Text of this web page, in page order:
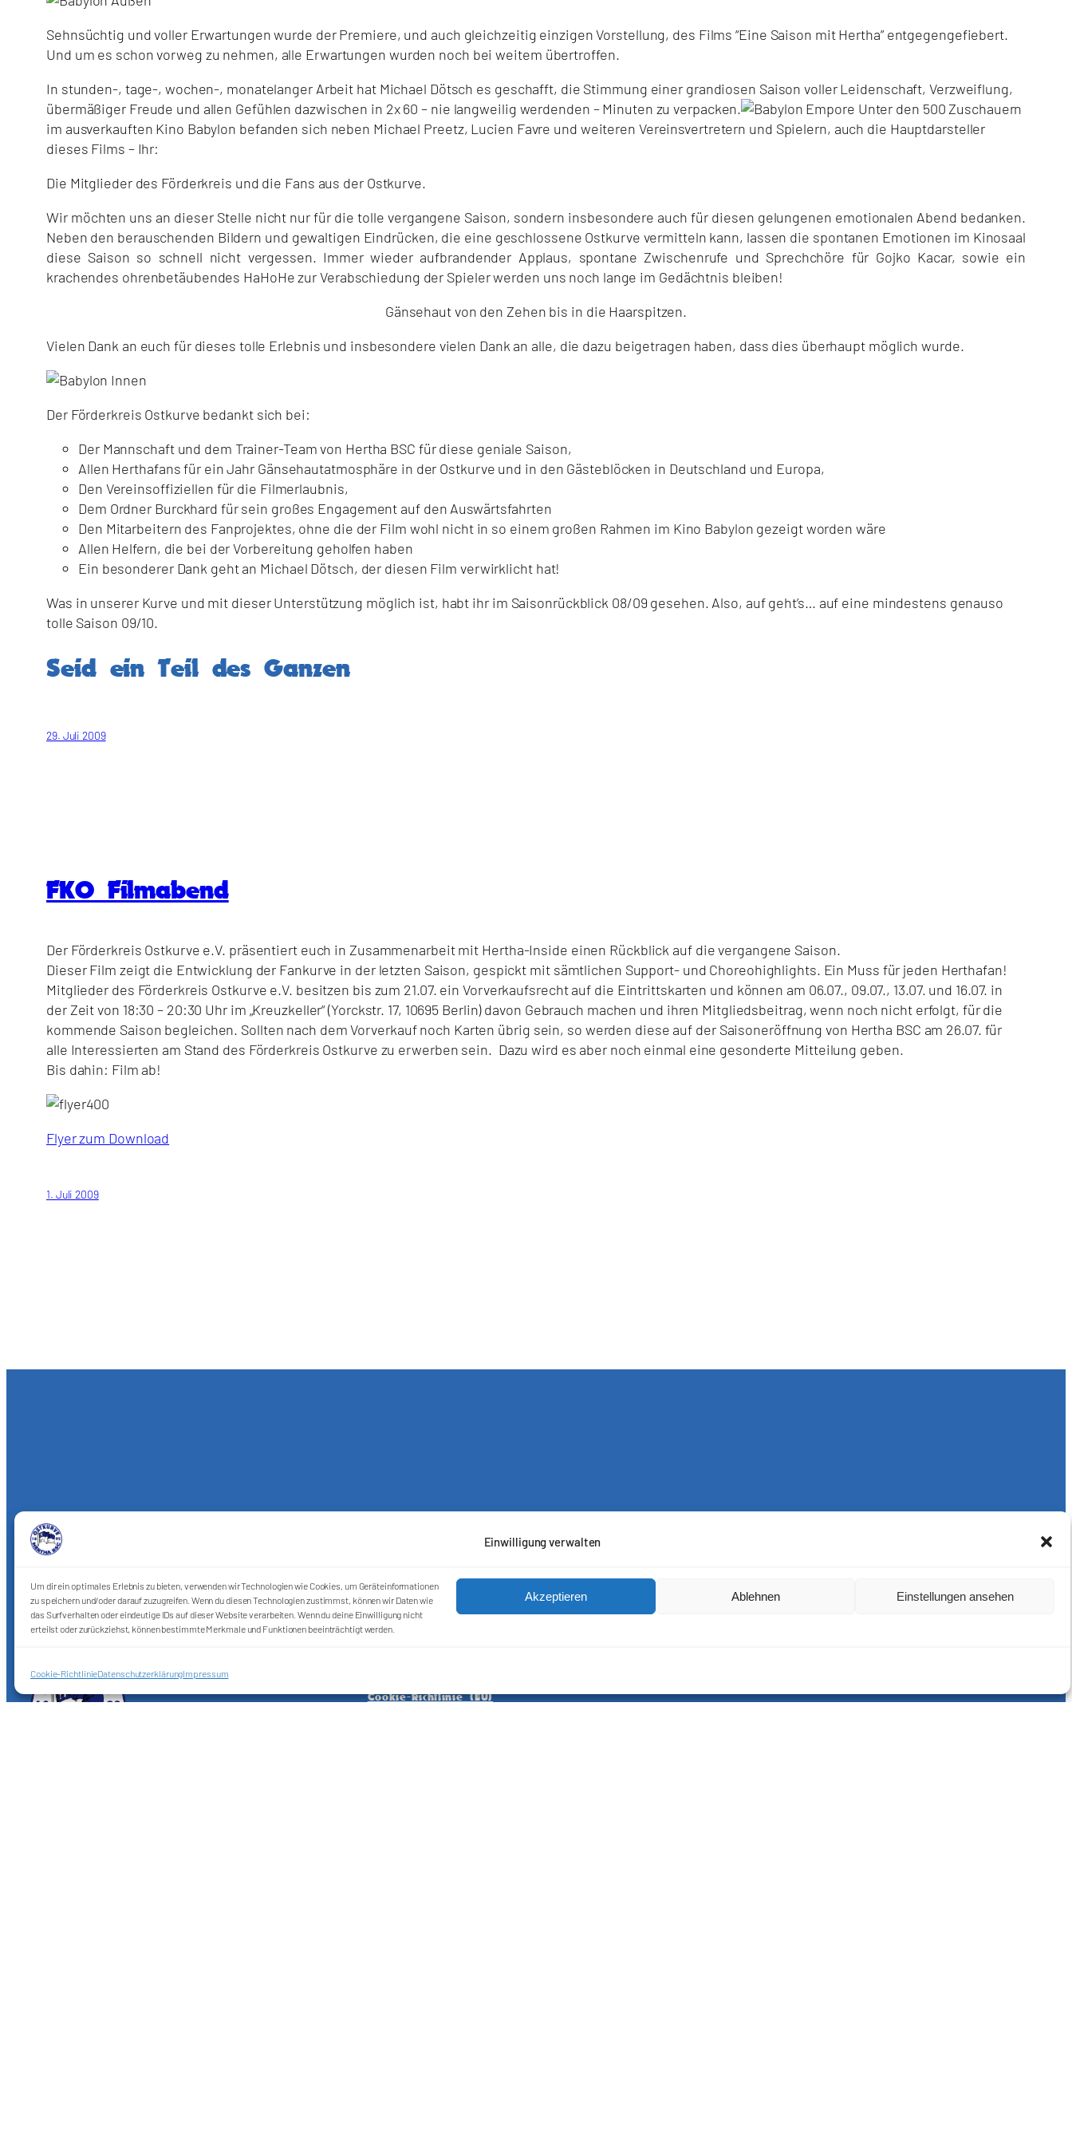
Einwilligung verwalten
Um dir ein optimales Erlebnis zu bieten, verwenden wir Technologien wie Cookies, um Geräteinformationen
zu speichern und/oder darauf zuzugreifen. Wenn du diesen Technologien zustimmst, können wir Daten wie
das Surfverhalten oder eindeutige IDs auf dieser Website verarbeiten. Wenn du deine Einwilligung nicht
erteilst oder zurückziehst, können bestimmte Merkmale und Funktionen beeinträchtigt werden.
Akzeptieren Ablehnen Einstellungen ansehen
Cookie-RichtlinieDatenschutzerklärungImpressum
Sehnsüchtig und voller Erwartungen wurde der Premiere, und auch gleichzeitig einzigen Vorstellung, des Films “Eine Saison mit Hertha” entgegengefiebert.
Und um es schon vorweg zu nehmen, alle Erwartungen wurden noch bei weitem übertroffen.
In stunden-, tage-, wochen-, monatelanger Arbeit hat Michael Dötsch es geschafft, die Stimmung einer grandiosen Saison voller Leidenschaft, Verzweiflung,
übermäßiger Freude und allen Gefühlen dazwischen in 2x 60 – nie langweilig werdenden – Minuten zu verpacken.
Unter den 500 Zuschauern
im ausverkauften Kino Babylon befanden sich neben Michael Preetz, Lucien Favre und weiteren Vereinsvertretern und Spielern, auch die Hauptdarsteller
dieses Films – Ihr:
Die Mitglieder des Förderkreis und die Fans aus der Ostkurve.
Wir möchten uns an dieser Stelle nicht nur für die tolle vergangene Saison, sondern insbesondere auch für diesen gelungenen emotionalen Abend bedanken.
Neben den berauschenden Bildern und gewaltigen Eindrücken, die eine geschlossene Ostkurve vermitteln kann, lassen die spontanen Emotionen im Kinosaal
diese Saison so schnell nicht vergessen. Immer wieder aufbrandender Applaus, spontane Zwischenrufe und Sprechchöre für Gojko Kacar, sowie ein
krachendes ohrenbetäubendes HaHoHe zur Verabschiedung der Spieler werden uns noch lange im Gedächtnis bleiben!
Gänsehaut von den Zehen bis in die Haarspitzen.
Vielen Dank an euch für dieses tolle Erlebnis und insbesondere vielen Dank an alle, die dazu beigetragen haben, dass dies überhaupt möglich wurde.
Der Förderkreis Ostkurve bedankt sich bei:
Der Mannschaft und dem Trainer-Team von Hertha BSC für diese geniale Saison,
Allen Herthafans für ein Jahr Gänsehautatmosphäre in der Ostkurve und in den Gästeblöcken in Deutschland und Europa,
Den Vereinsoffiziellen für die Filmerlaubnis,
Dem Ordner Burckhard für sein großes Engagement auf den Auswärtsfahrten
Den Mitarbeitern des Fanprojektes, ohne die der Film wohl nicht in so einem großen Rahmen im Kino Babylon gezeigt worden wäre
Allen Helfern, die bei der Vorbereitung geholfen haben
Ein besonderer Dank geht an Michael Dötsch, der diesen Film verwirklicht hat!
Was in unserer Kurve und mit dieser Unterstützung möglich ist, habt ihr im Saisonrückblick 08/09 gesehen. Also, auf geht’s… auf eine mindestens genauso
tolle Saison 09/10.
Seid ein Teil des Ganzen
29. Juli 2009
FKO Filmabend
Der Förderkreis Ostkurve e.V. präsentiert euch in Zusammenarbeit mit Hertha-Inside einen Rückblick auf die vergangene Saison.
Dieser Film zeigt die Entwicklung der Fankurve in der letzten Saison, gespickt mit sämtlichen Support- und Choreohighlights. Ein Muss für jeden Herthafan!
Mitglieder des Förderkreis Ostkurve e.V. besitzen bis zum 21.07. ein Vorverkaufsrecht auf die Eintrittskarten und können am 06.07., 09.07., 13.07. und 16.07. in
der Zeit von 18:30 – 20:30 Uhr im „Kreuzkeller“ (Yorckstr. 17, 10695 Berlin) davon Gebrauch machen und ihren Mitgliedsbeitrag, wenn noch nicht erfolgt, für die
kommende Saison begleichen. Sollten nach dem Vorverkauf noch Karten übrig sein, so werden diese auf der Saisoneröffnung von Hertha BSC am 26.07. für
alle Interessierten am Stand des Förderkreis Ostkurve zu erwerben sein. Dazu wird es aber noch einmal eine gesonderte Mitteilung geben.
Bis dahin: Film ab!
Flyer zum Download
1. Juli 2009
Cookie-Richtlinie (EU)